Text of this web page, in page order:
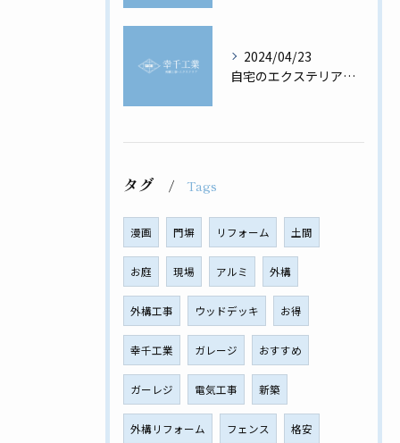
2024/04/23
自宅のエクステリアを最高に美しく
タグ Tags
漫画 門塀 リフォーム 土間
お庭 現場 アルミ 外構
外構工事 ウッドデッキ お得
幸千工業 ガレージ おすすめ
ガーレジ 電気工事 新築
外構リフォーム フェンス 格安